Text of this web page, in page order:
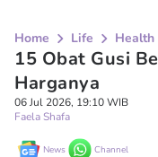
Home Life Health
15 Obat Gusi
Harganya
06 Jul 2026, 19:10 WIB
Faela Shafa
News Channel